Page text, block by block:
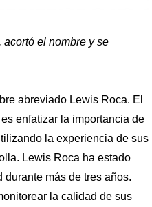
el nombre y se
abreviado Lewis Roca. El
enfatizar la importancia de
la experiencia de sus
Lewis Roca ha estado
más de tres años.
la calidad de sus